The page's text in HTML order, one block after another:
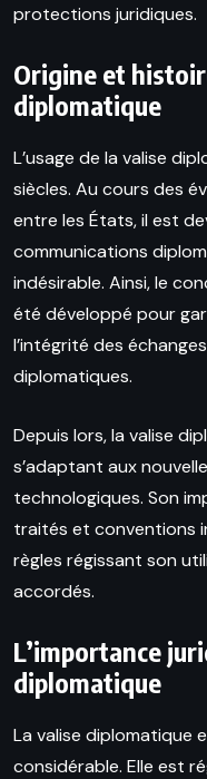
protections juridiques.
Origine et
diplomatique
L’usage de la valise
siècles. Au cours des
entre les États, il est
communications
indésirable. Ainsi, le
été développé pour
l’intégrité des
diplomatiques.
Depuis lors, la valise
s’adaptant aux
technologiques. Son
traités et conventions
règles régissant son
accordés.
L’importance
diplomatique
La valise diplomatique
considérable. Elle est